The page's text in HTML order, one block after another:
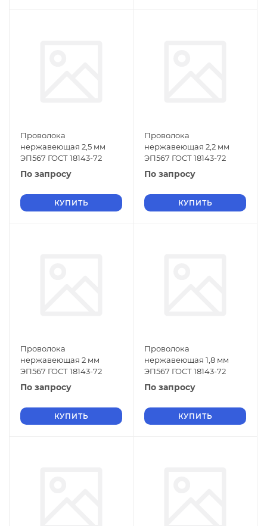
Проволока
нержавеющая 2,5 мм
ЭП567 ГОСТ 18143-72
По запросу
КУПИТЬ
Проволока
нержавеющая 2,2 мм
ЭП567 ГОСТ 18143-72
По запросу
КУПИТЬ
Проволока
нержавеющая 2 мм
ЭП567 ГОСТ 18143-72
По запросу
КУПИТЬ
Проволока
нержавеющая 1,8 мм
ЭП567 ГОСТ 18143-72
По запросу
КУПИТЬ